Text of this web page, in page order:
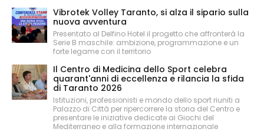
Vibrotek Volley Taranto, si alza il sipario sulla
nuova avventura
Presentato al Delfino Hotel il progetto che affronterà la
Serie B maschile: ambizione, programmazione e un
forte legame con il territorio
Il Centro di Medicina dello Sport celebra
quarant'anni di eccellenza e rilancia la sfida
di Taranto 2026
Istituzioni, professionisti e mondo dello sport riuniti a
Palazzo di Città per ripercorrere la storia del Centro e
presentare le iniziative dedicate ai Giochi del
Mediterraneo e alla formazione internazionale